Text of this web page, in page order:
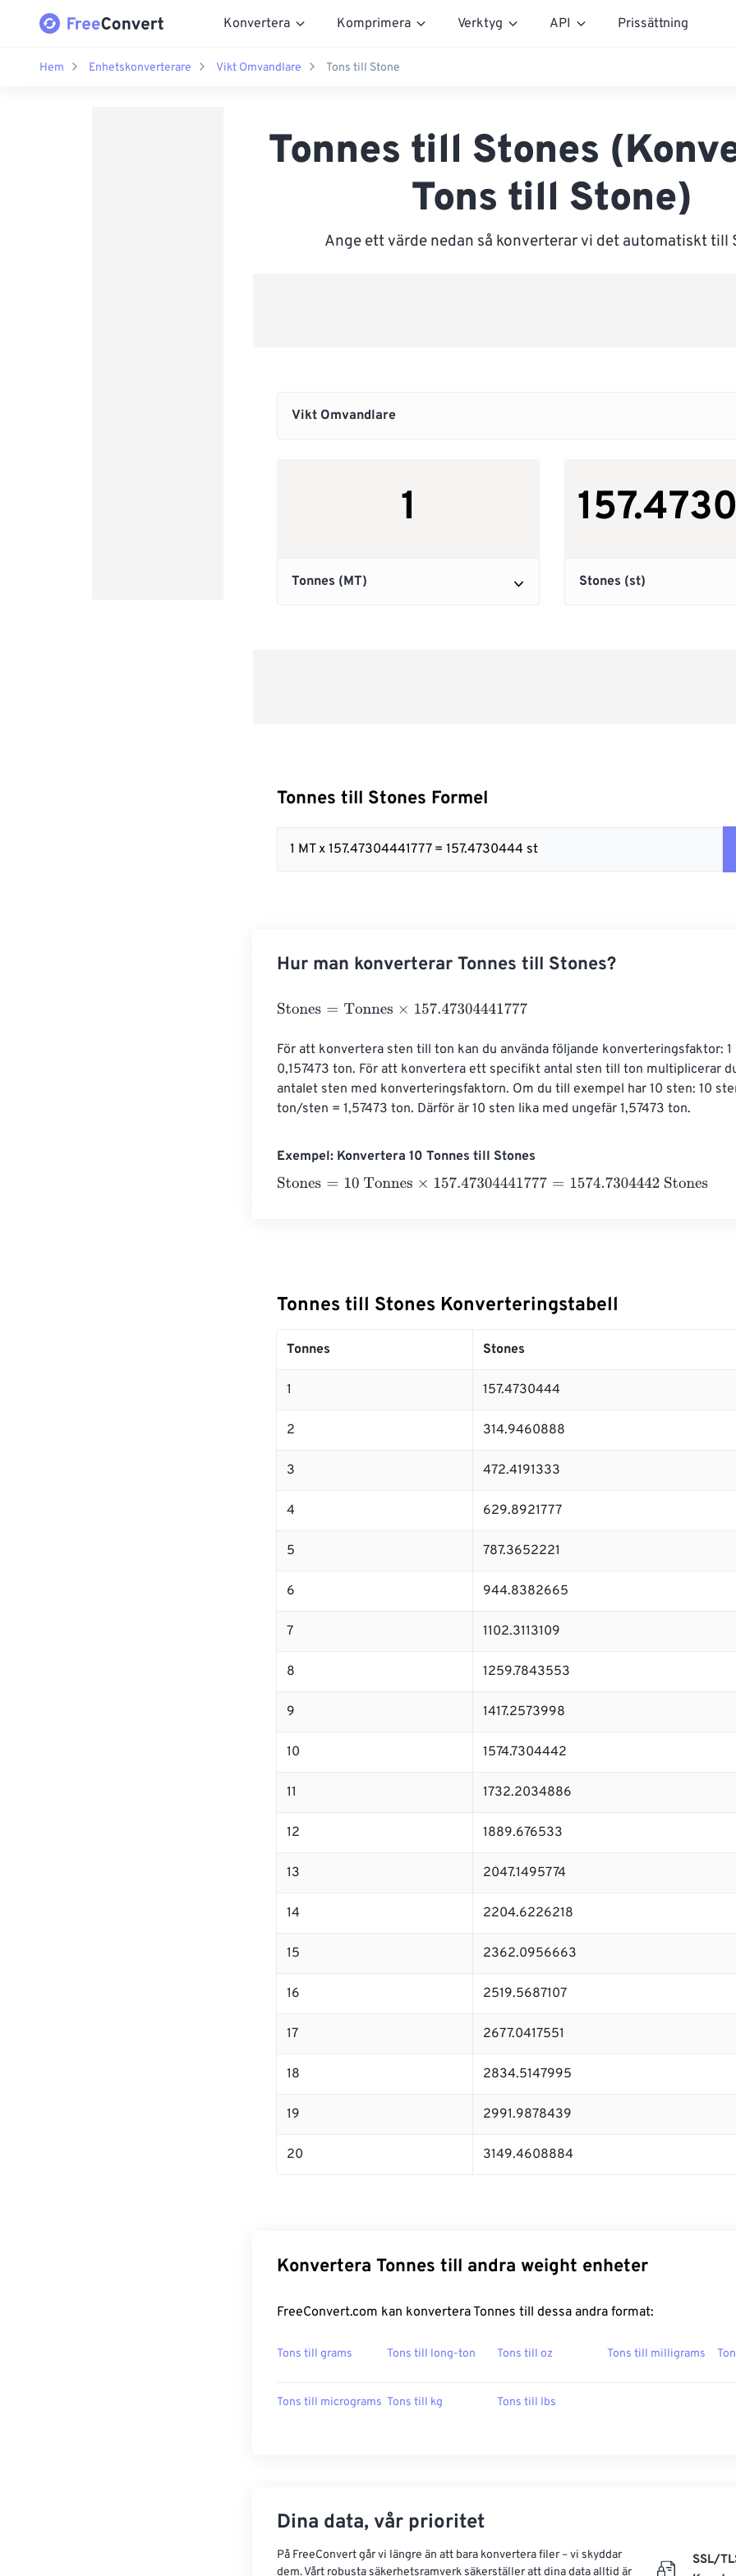
Konvertera Komprimera Verktyg API Prissättning
Hem Enhetskonverterare Vikt Omvandlare Tons till Stone
Tonnes till Stones
Tons till Stone)
Ange ett värde nedan så konverterar vi det automatiskt till
Tonnes till Stones Formel
1 MT x 157.47304441777 = 157.4730444 st
Hur man konverterar Tonnes till Stones?
Stones= Tonnes×157.47304441777
För att konvertera sten till ton kan du använda följande konverteringsfaktor:
0,157473 ton. För att konvertera ett specifikt antal sten till ton multiplicerar
antalet sten med konverteringsfaktorn. Om du till exempel har 10 sten: 10
ton/sten = 1,57473 ton. Därför är 10 sten lika med ungefär 1,57473 ton.
Exempel: Konvertera 10 Tonnes till Stones
Stones= 10 Tonnes×157.47304441777=1574.7304442 Stones
Tonnes till Stones Konverteringstabell
Tonnes Stones
1 157.4730444
2 314.9460888
3 472.4191333
4 629.8921777
5 787.3652221
6 944.8382665
7 1102.3113109
8 1259.7843553
9 1417.2573998
10 1574.7304442
11 1732.2034886
12 1889.676533
13 2047.1495774
14 2204.6226218
15 2362.0956663
16 2519.5687107
17 2677.0417551
18 2834.5147995
19 2991.9878439
20 3149.4608884
Konvertera Tonnes till andra weight enheter
FreeConvert.com kan konvertera Tonnes till dessa andra format:
Tons till grams Tons till long-ton Tons till oz Tons till milligrams
Tons till micrograms Tons till kg Tons till lbs
Dina data, vår prioritet
På FreeConvert går vi längre än att bara konvertera filer – vi skyddar
dem. Vårt robusta säkerhetsramverk säkerställer att dina data alltid är
SSL/